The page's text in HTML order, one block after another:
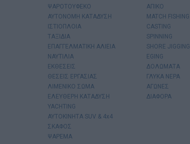
ΨΑΡΟΤΟΥΦΕΚΟ
ΑΥΤΟΝΟΜΗ ΚΑΤΑΔΥΣΗ
ΙΣΤΙΟΠΛΟΙΑ
ΤΑΞΙΔΙΑ
ΕΠΑΓΓΕΛΜΑΤΙΚΗ ΑΛΙΕΙΑ
ΝΑΥΤΙΛΙΑ
ΕΚΘΕΣΕΙΣ
ΘΕΣΕΙΣ ΕΡΓΑΣΙΑΣ
ΛΙΜΕΝΙΚΟ ΣΩΜΑ
ΕΛΕΥΘΕΡΗ ΚΑΤΑΔΥΣΗ
YACHTING
AYTOKINHTA SUV & 4x4
ΣΚΑΦΟΣ
ΨΑΡΕΜΑ
ΑΠΙΚΟ
MATCH FISHING
CASTING
SPINNING
SHORE JIGGING
EGING
ΔΟΛΩΜΑΤΑ
ΓΛΥΚΑ ΝΕΡΑ
ΑΓΩΝΕΣ
ΔΙΑΦΟΡΑ